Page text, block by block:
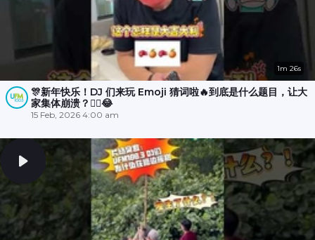
1m 26s
🎊新年快乐！DJ 们来玩 Emoji 猜词啦🔥到底是什么题目，让大
家集体崩溃？😵‍💫😂
15 Feb, 2026 4:00 am